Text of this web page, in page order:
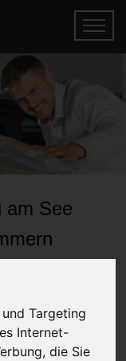
Targeting
Internet-
die Sie
am See
abholen
erhalten